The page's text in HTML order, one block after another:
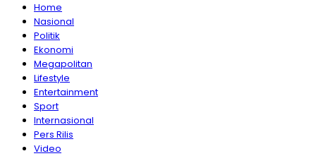
Home
Nasional
Politik
Ekonomi
Megapolitan
Lifestyle
Entertainment
Sport
Internasional
Pers Rilis
Video